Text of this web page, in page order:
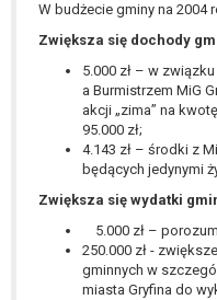
W budżecie gminy na 2004
Zwiększa się dochody
5.000 zł – w
a Burmistrzem MiG
akcji „zima” na
95.000 zł;
4.143 zł – środki z
będących jedynymi
Zwiększa się wydatki
5.000 zł –
250.000 zł -
gminnych w
miasta Gryfina do